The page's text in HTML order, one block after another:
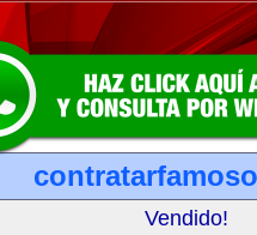
Vendido!